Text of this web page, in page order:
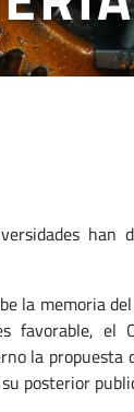
la memoria
el
la
posterior